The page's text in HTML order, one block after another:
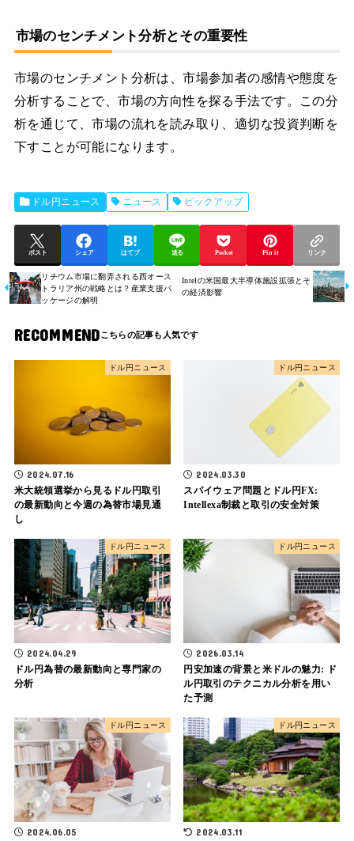
市場のセンチメント分析とその重要性
市場のセンチメント分析は、市場参加者の感情や態度を
分析することで、市場の方向性を探る手法です。この分
析を通じて、市場の流れを読み取り、適切な投資判断を
下すことが可能になります。
ドル円ニュース ニュース ピックアップ
ポスト シェア はてブ 送る Pocket Pin it リンク
リチウム市場に翻弄される西オース
トラリア州の戦略とは？産業支援パ
ッケージの解明
Intelの米国最大半導体施設拡張とそ
の経済影響
RECOMMEND
ドル円ニュース
2024.07.16
米大統領選挙から見るドル円取引
の最新動向と今週の為替市場見通
し
ドル円ニュース
2024.03.30
スパイウェア問題とドル円FX:
Intellexa制裁と取引の安全対策
ドル円ニュース
2024.04.29
ドル円為替の最新動向と専門家の
分析
ドル円ニュース
2026.03.14
円安加速の背景と米ドルの魅力: ド
ル円取引のテクニカル分析を用い
た予測
ドル円ニュース
2024.06.05
ドル円ニュース
2024.03.11